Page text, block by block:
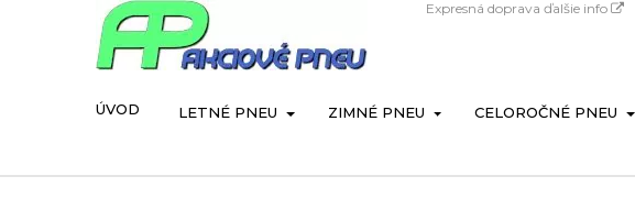
Expresná doprava ďalšie info
ÚVOD LETNÉ PNEU ZIMNÉ PNEU CELOROČNÉ PNEU